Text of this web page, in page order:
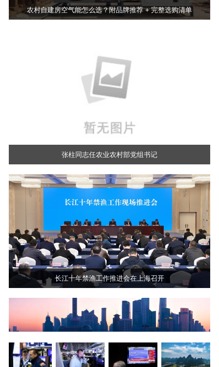
农村自建房空气能怎么选？附品牌推荐 + 完整选购清单
张柱同志任农业农村部党组书记
长江十年禁渔工作推进会在上海召开